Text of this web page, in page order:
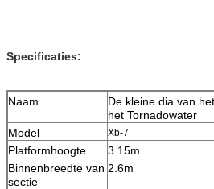
Specificaties:
Naam
De kleine dia van
het Tornadowater
Model
Xb-7
Platformhoogte
3.15m
Binnenbreedte van
sectie
2.6m